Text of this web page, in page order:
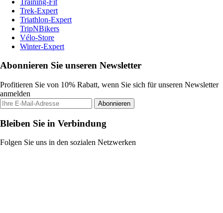
Trek-Expert
Triathlon-Expert
TripNBikers
Vélo-Store
Winter-Expert
Abonnieren Sie unseren Newsletter
Profitieren Sie von 10% Rabatt, wenn Sie sich für unseren Newsletter
anmelden
Abonnieren
Bleiben Sie in Verbindung
Folgen Sie uns in den sozialen Netzwerken